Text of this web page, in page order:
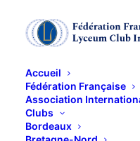
Accueil
Fédération Française
Association
Clubs
Bordeaux« Les